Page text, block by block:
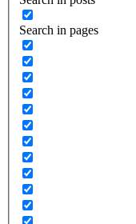
Search in pages